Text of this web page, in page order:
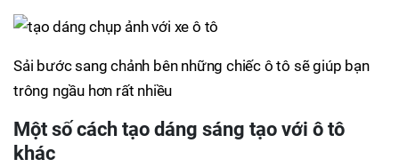
Sải bước sang chảnh bên những chiếc ô tô sẽ giúp bạn
trông ngầu hơn rất nhiều
Một số cách tạo dáng sáng tạo với ô tô
khác